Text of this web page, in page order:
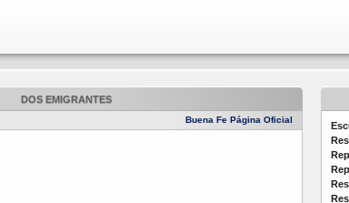
DOS EMIGRANTES
Buena Fe Página Oficial